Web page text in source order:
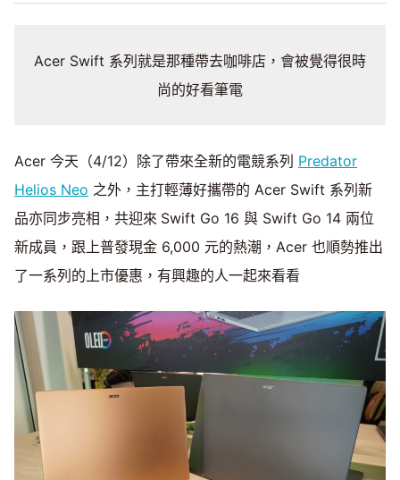
Acer Swift 系列就是那種帶去咖啡店，會被覺得很時
尚的好看筆電
Acer 今天（4/12）除了帶來全新的電競系列 Predator
Helios Neo 之外，主打輕薄好攜帶的 Acer Swift 系列新
品亦同步亮相，共迎來 Swift Go 16 與 Swift Go 14 兩位
新成員，跟上普發現金 6,000 元的熱潮，Acer 也順勢推出
了一系列的上市優惠，有興趣的人一起來看看